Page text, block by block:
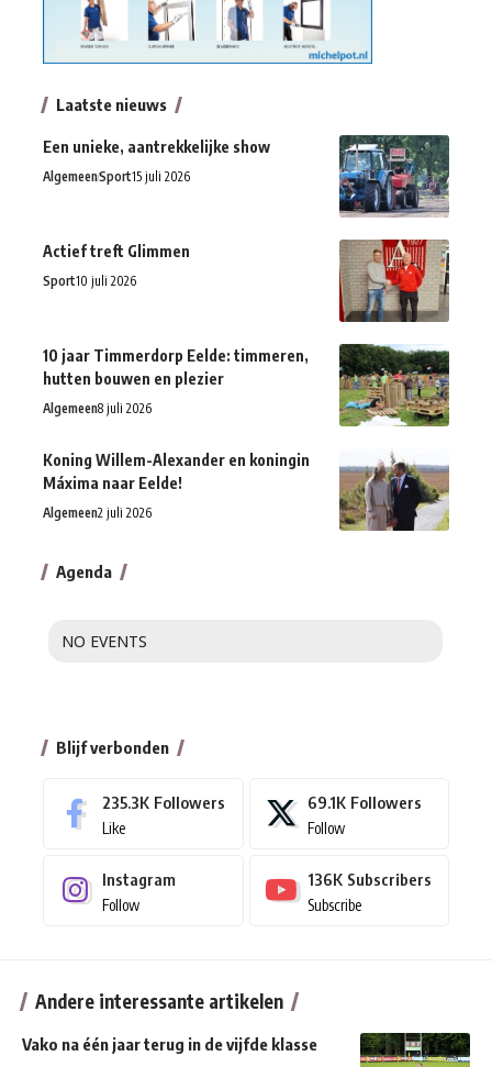
Laatste nieuws
Een unieke, aantrekkelijke show
AlgemeenSport15 juli 2026
Actief treft Glimmen
Sport10 juli 2026
10 jaar Timmerdorp Eelde: timmeren,
hutten bouwen en plezier
Algemeen8 juli 2026
Koning Willem-Alexander en koningin
Máxima naar Eelde!
Algemeen2 juli 2026
Agenda
NO EVENTS
Blijf verbonden
235.3K Followers
Like
69.1K Followers
Follow
Instagram
Follow
136K Subscribers
Subscribe
Andere interessante artikelen
Vako na één jaar terug in de vijfde klasse